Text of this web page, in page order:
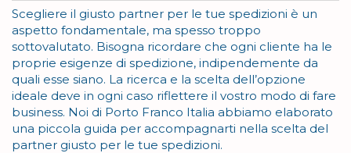
Scegliere il giusto partner per le tue spedizioni è un
aspetto fondamentale, ma spesso troppo
sottovalutato. Bisogna ricordare che ogni cliente ha le
proprie esigenze di spedizione, indipendemente da
quali esse siano. La ricerca e la scelta dell’opzione
ideale deve in ogni caso riflettere il vostro modo di fare
business. Noi di Porto Franco Italia abbiamo elaborato
una piccola guida per accompagnarti nella scelta del
partner giusto per le tue spedizioni.